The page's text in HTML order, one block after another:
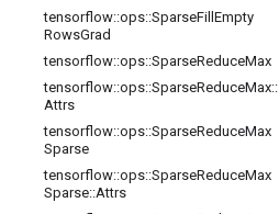
tensorflow::ops::SparseFill Empty
RowsGrad
tensorflow::ops::SparseReduceMax
tensorflow::ops::SparseReduceMax::
Attrs
tensorflow::ops::SparseReduceMax
Sparse
tensorflow::ops::SparseReduceMax
Sparse::Attrs